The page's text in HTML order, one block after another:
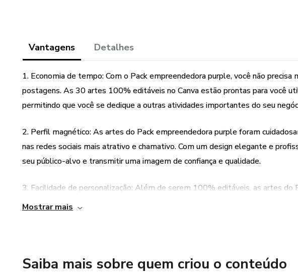
Vantagens Detalhes
1. Economia de tempo: Com o Pack empreendedora purple, você não precisa
postagens. As 30 artes 100% editáveis no Canva estão prontas para você
permitindo que você se dedique a outras atividades importantes do seu
2. Perfil magnético: As artes do Pack empreendedora purple foram
nas redes sociais mais atrativo e chamativo. Com um design elegante e
seu público-alvo e transmitir uma imagem de confiança e qualidade.
3. Facilidade de personalização: Além de serem 100% editáveis, as artes do
desenvolvidas para serem facilmente personalizadas de acordo com a
Mostrar mais
Saiba mais sobre quem criou o conteúdo